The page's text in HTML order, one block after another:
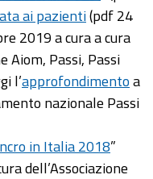
ai pazienti(pdf 24
2019 a cura a cura
Aiom, Passi, Passi
l’approfondimentoa
nazionale Passi
in Italia 2018”
dell’Associazione